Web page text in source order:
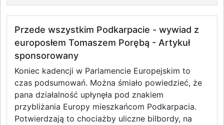
Przede wszystkim Podkarpacie - wywiad z
europosłem Tomaszem Porębą - Artykuł
sponsorowany
Koniec kadencji w Parlamencie Europejskim to
czas podsumowań. Można śmiało powiedzieć, że
pana działalność upłynęła pod znakiem
przybliżania Europy mieszkańcom Podkarpacia.
Potwierdzają to chociażby uliczne bilbordy, na